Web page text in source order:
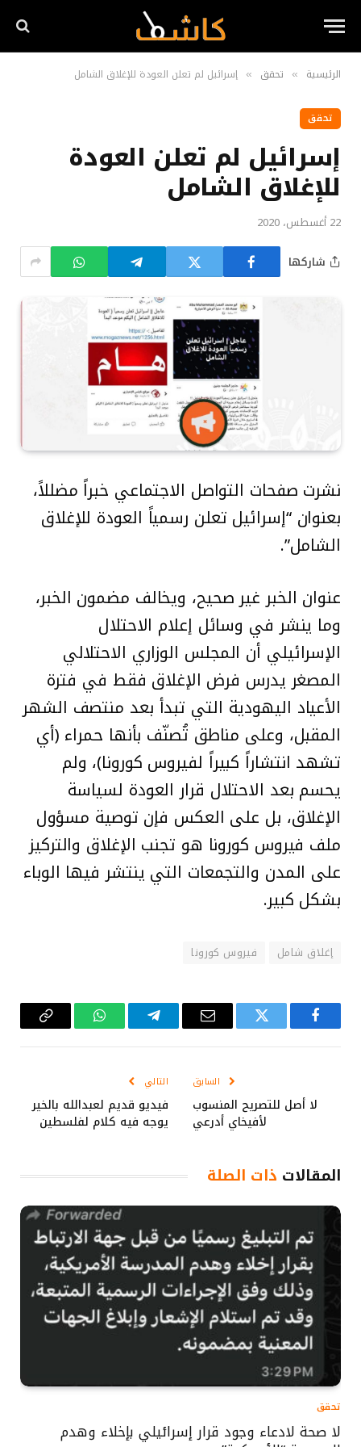
الرئيسية » تحقق » إسرائيل لم تعلن العودة للإغلاق الشامل
تحقق
إسرائيل لم تعلن العودة
للإغلاق الشامل
22 أغسطس، 2020
شاركها
نشرت صفحات التواصل الاجتماعي خبراً مضللاً،
بعنوان “إسرائيل تعلن رسمياً العودة للإغلاق
الشامل”.
عنوان الخبر غير صحيح، ويخالف مضمون الخبر،
وما ينشر في وسائل إعلام الاحتلال
الإسرائيلي أن المجلس الوزاري الاحتلالي
المصغر يدرس فرض الإغلاق فقط في فترة
الأعياد اليهودية التي تبدأ بعد منتصف الشهر
المقبل، وعلى مناطق تُصنّف بأنها حمراء (أي
تشهد انتشاراً كبيراً لفيروس كورونا)، ولم
يحسم بعد الاحتلال قرار العودة لسياسة
الإغلاق، بل على العكس فإن توصية مسؤول
ملف فيروس كورونا هو تجنب الإغلاق والتركيز
على المدن والتجمعات التي ينتشر فيها الوباء
بشكل كبير.
إغلاق شامل فيروس كورونا
فيسبوك تويتر
البريد
تيلقرام واتساب Copy
السابق
لا أصل للتصريح المنسوب
لأفيخاي أدرعي
التالي
فيديو قديم لعبدالله بالخير
يوجه فيه كلام لفلسطين
المقالات ذات الصلة
تحقق
لا صحة لادعاء وجود قرار إسرائيلي بإخلاء وهدم